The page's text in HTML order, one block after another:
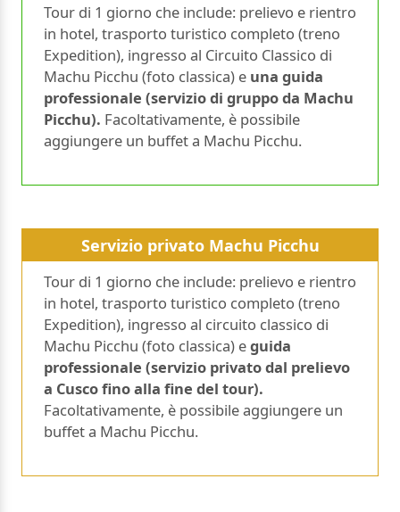
Tour di 1 giorno che include: prelievo e rientro
in hotel, trasporto turistico completo (treno
Expedition), ingresso al Circuito Classico di
Machu Picchu (foto classica) e una guida
professionale (servizio di gruppo da Machu
Picchu). Facoltativamente, è possibile
aggiungere un buffet a Machu Picchu.
Servizio privato Machu Picchu
Tour di 1 giorno che include: prelievo e rientro
in hotel, trasporto turistico completo (treno
Expedition), ingresso al circuito classico di
Machu Picchu (foto classica) eguida
professionale (servizio privato dal prelievo
a Cusco fino alla fine del tour).
Facoltativamente, è possibile aggiungere un
buffet a Machu Picchu.